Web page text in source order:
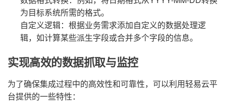
为目标系统所需的格式。
自定义逻辑：根据业务需求添加自定义的数据处理逻
辑，如计算某些派生字段或合并多个字段的信息。
实现高效的数据抓取与监控
为了确保集成过程中的高效性和可靠性，可以利用轻易云平
台提供的一些特性：